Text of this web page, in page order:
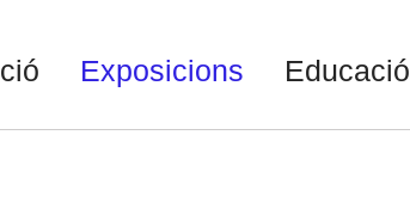
Exposicions Educació